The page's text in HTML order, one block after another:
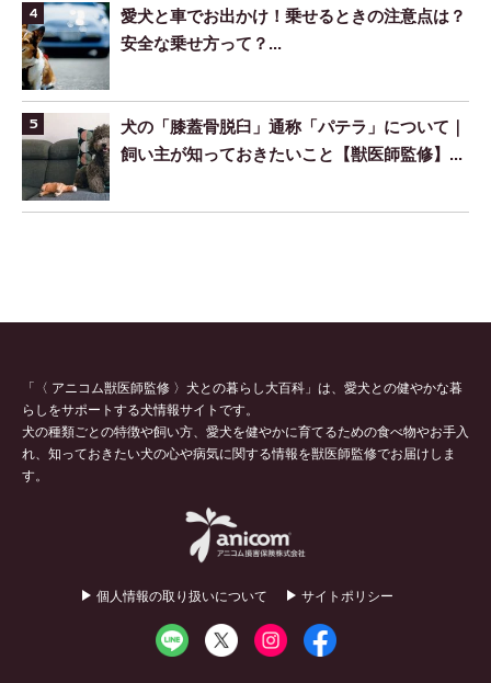
愛犬と車でお出かけ！乗せるときの注意点は？
安全な乗せ方って？...
犬の「膝蓋骨脱臼」通称「パテラ」について｜
飼い主が知っておきたいこと【獣医師監修】...
「〈 アニコム獣医師監修 〉犬との暮らし大百科」は、愛犬との健やかな暮
らしをサポートする犬情報サイトです。
犬の種類ごとの特徴や飼い方、愛犬を健やかに育てるための食べ物やお手入
れ、知っておきたい犬の心や病気に関する情報を獣医師監修でお届けしま
す。
個人情報の取り扱いについて サイトポリシー